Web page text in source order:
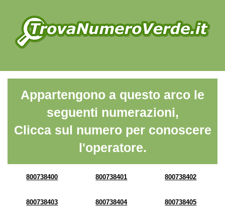
Appartengono a questo arco le
seguenti numerazioni,
Clicca sul numero per conoscere
l'operatore.
800738400 800738401 800738402
800738403 800738404 800738405